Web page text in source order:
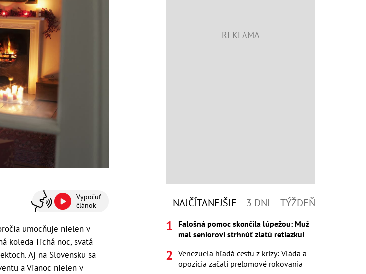
Vypočuť
článok
umocňuje nielen v
koleda Tichá noc, svätá
Aj na Slovensku sa
a Vianoc nielen v
NAJČÍTANEJŠIE 3 DNI TÝŽDEŇ
Falošná pomoc skončila lúpežou: Muž
mal seniorovi strhnúť zlatú retiazku!
Venezuela hľadá cestu z krízy: Vláda a
opozícia začali prelomové rokovania